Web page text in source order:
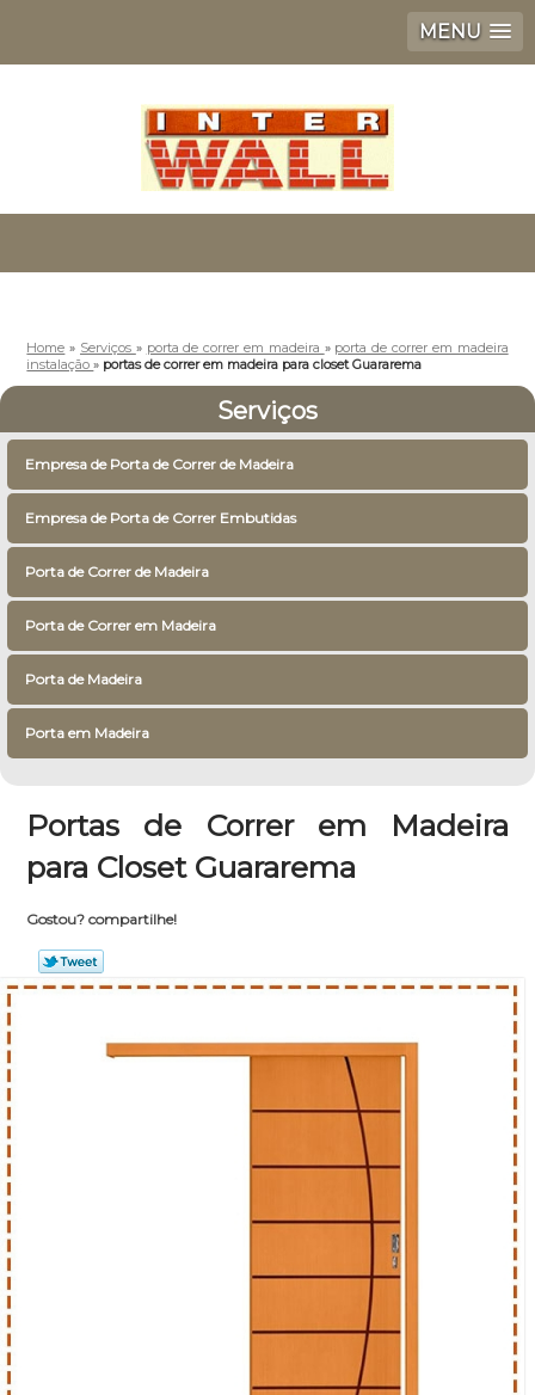
MENU
Home » Serviços » porta de correr em madeira » porta de correr em madeira
instalação» portas de correr em madeira para closet Guararema
Serviços
Empresa de Porta de Correr de Madeira
Empresa de Porta de Correr Embutidas
Porta de Correr de Madeira
Porta de Correr em Madeira
Porta de Madeira
Porta em Madeira
Portas de Correr em Madeira
para Closet Guararema
Gostou? compartilhe!